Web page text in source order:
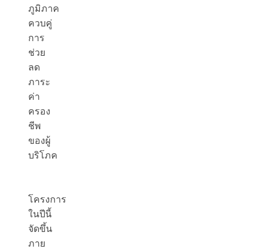
ภูมิภาค
ควบคู่
การ
ช่วย
ลด
ภาระ
ค่า
ครอง
ชีพ
ของผู้
บริโภค
โครงการ
ในปีนี้
จัดขึ้น
ภาย